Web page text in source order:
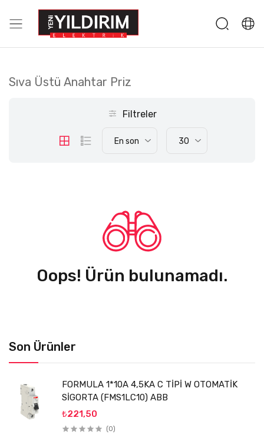
Son Ürünler
FORMULA 1*10A 4,5KA C TİPİ W OTOMATİK
SİGORTA (FMS1LC10) ABB
₺221,50
(0)
Sıva Üstü Anahtar Priz
Filtreler
En son 30
Oops! Ürün bulunamadı.